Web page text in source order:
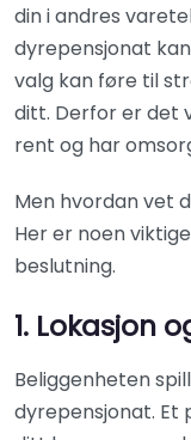
din i andres
dyrepensjonat
valg kan føre til
ditt. Derfor er det
rent og har
Men hvordan vet
Her er noen
beslutning.
1. Lokasjon
Beliggenheten
dyrepensjonat.